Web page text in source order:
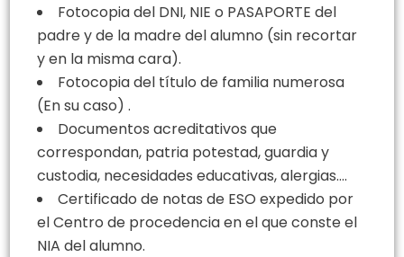
Fotocopia del DNI, NIE o PASAPORTE del
padre y de la madre del alumno (sin recortar
y en la misma cara).
Fotocopia del título de familia numerosa
(En su caso) .
Documentos acreditativos que
correspondan, patria potestad, guardia y
custodia, necesidades educativas, alergias….
Certificado de notas de ESO expedido por
el Centro de procedencia en el que conste el
NIA del alumno.